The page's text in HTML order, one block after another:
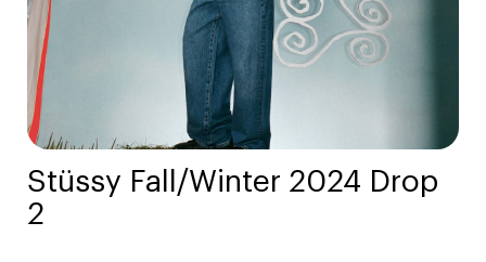
Stüssy Fall/Winter 2024 Drop
2